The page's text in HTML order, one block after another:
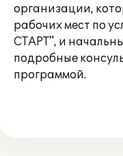
организации,
рабочих мест по
СТАРТ", и
подробные
программой.